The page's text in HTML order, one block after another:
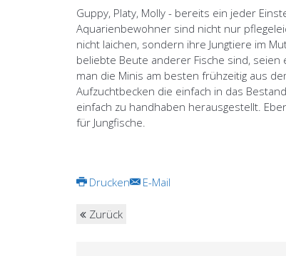
Guppy, Platy, Molly - bereits ein jeder
Aquarienbewohner sind nicht nur
nicht laichen, sondern ihre Jungtiere im
beliebte Beute anderer Fische sind,
man die Minis am besten frühzeitig aus
Aufzuchtbecken die einfach in das
einfach zu handhaben herausgestellt.
für Jungfische.
Drucken E-Mail
Zurück